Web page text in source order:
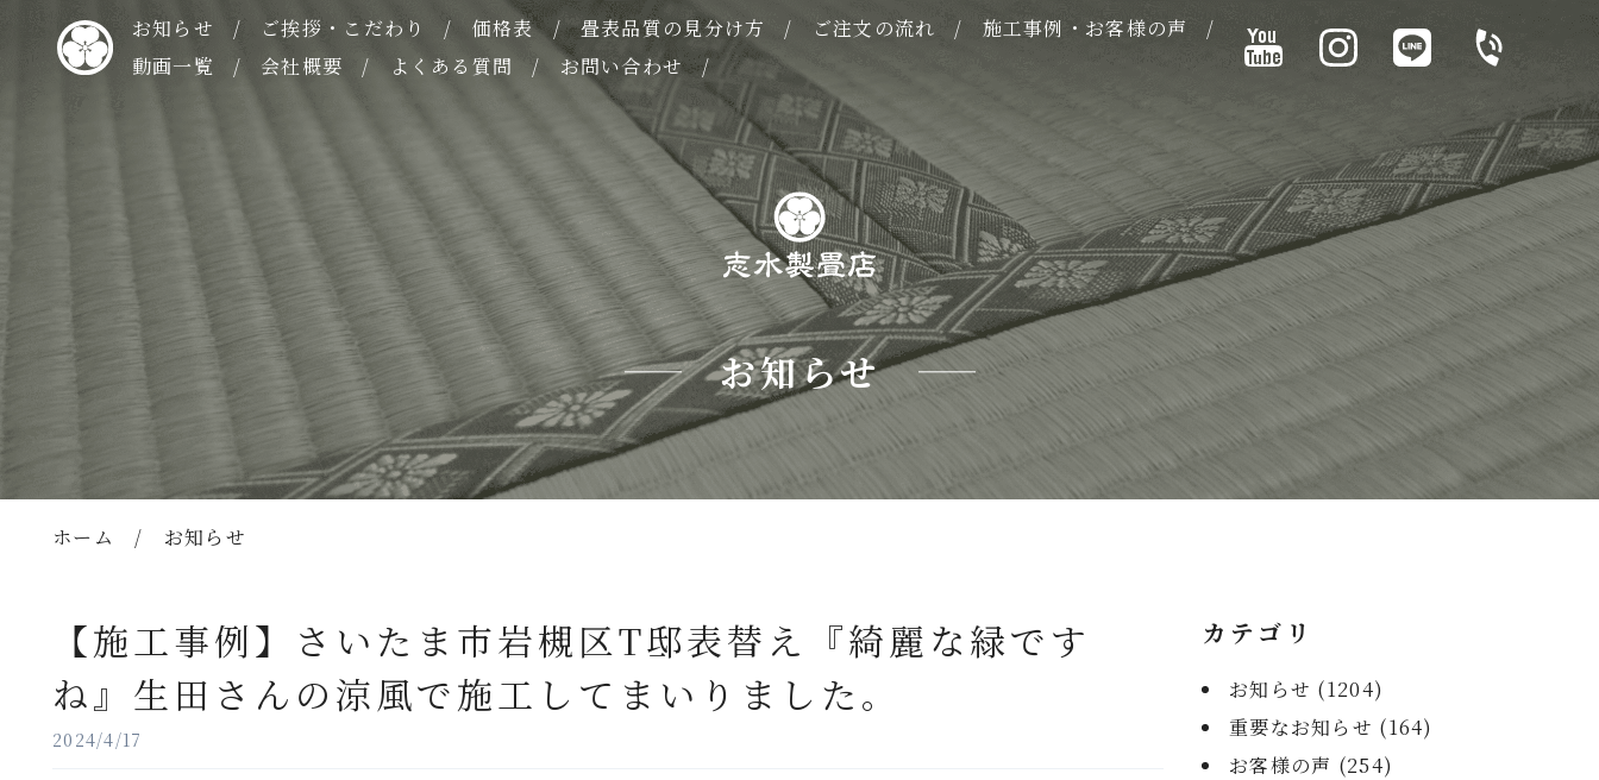
お知らせ ご挨拶・こだわり 価格表 畳表品質の見分け方 ご注文の流れ
施工事例・お客様の声
動画一覧
会社概要 よくある質問 お問い合わせ
お知らせ
ホーム / お知らせ
【施工事例】さいたま市岩槻区T邸表替え『綺麗な緑です
ね』生田さんの涼風で施工してまいりました。
2024/4/17
カテゴリ
お知らせ (1204)
重要なお知らせ (164)
お客様の声 (254)